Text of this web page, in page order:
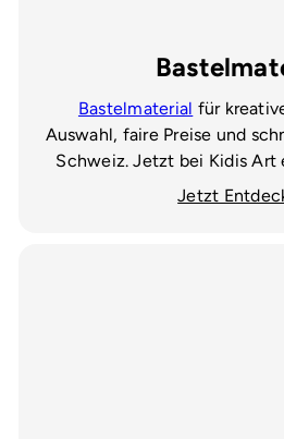
Bastelmaterial für
Auswahl, faire Preise und
Schweiz. Jetzt bei Kidis
Jetzt